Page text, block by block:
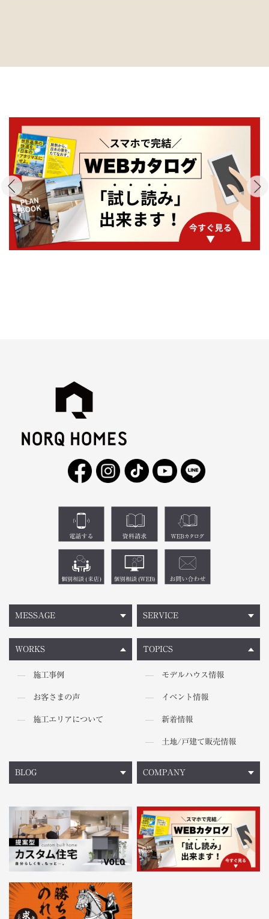
MESSAGE
WORKS
施工事例
お客さまの声
施工エリアについて
TOPICS
モデルハウス情報
イベント情報
新着情報
土地/戸建て販売情報
SERVICE
BLOG COMPANY